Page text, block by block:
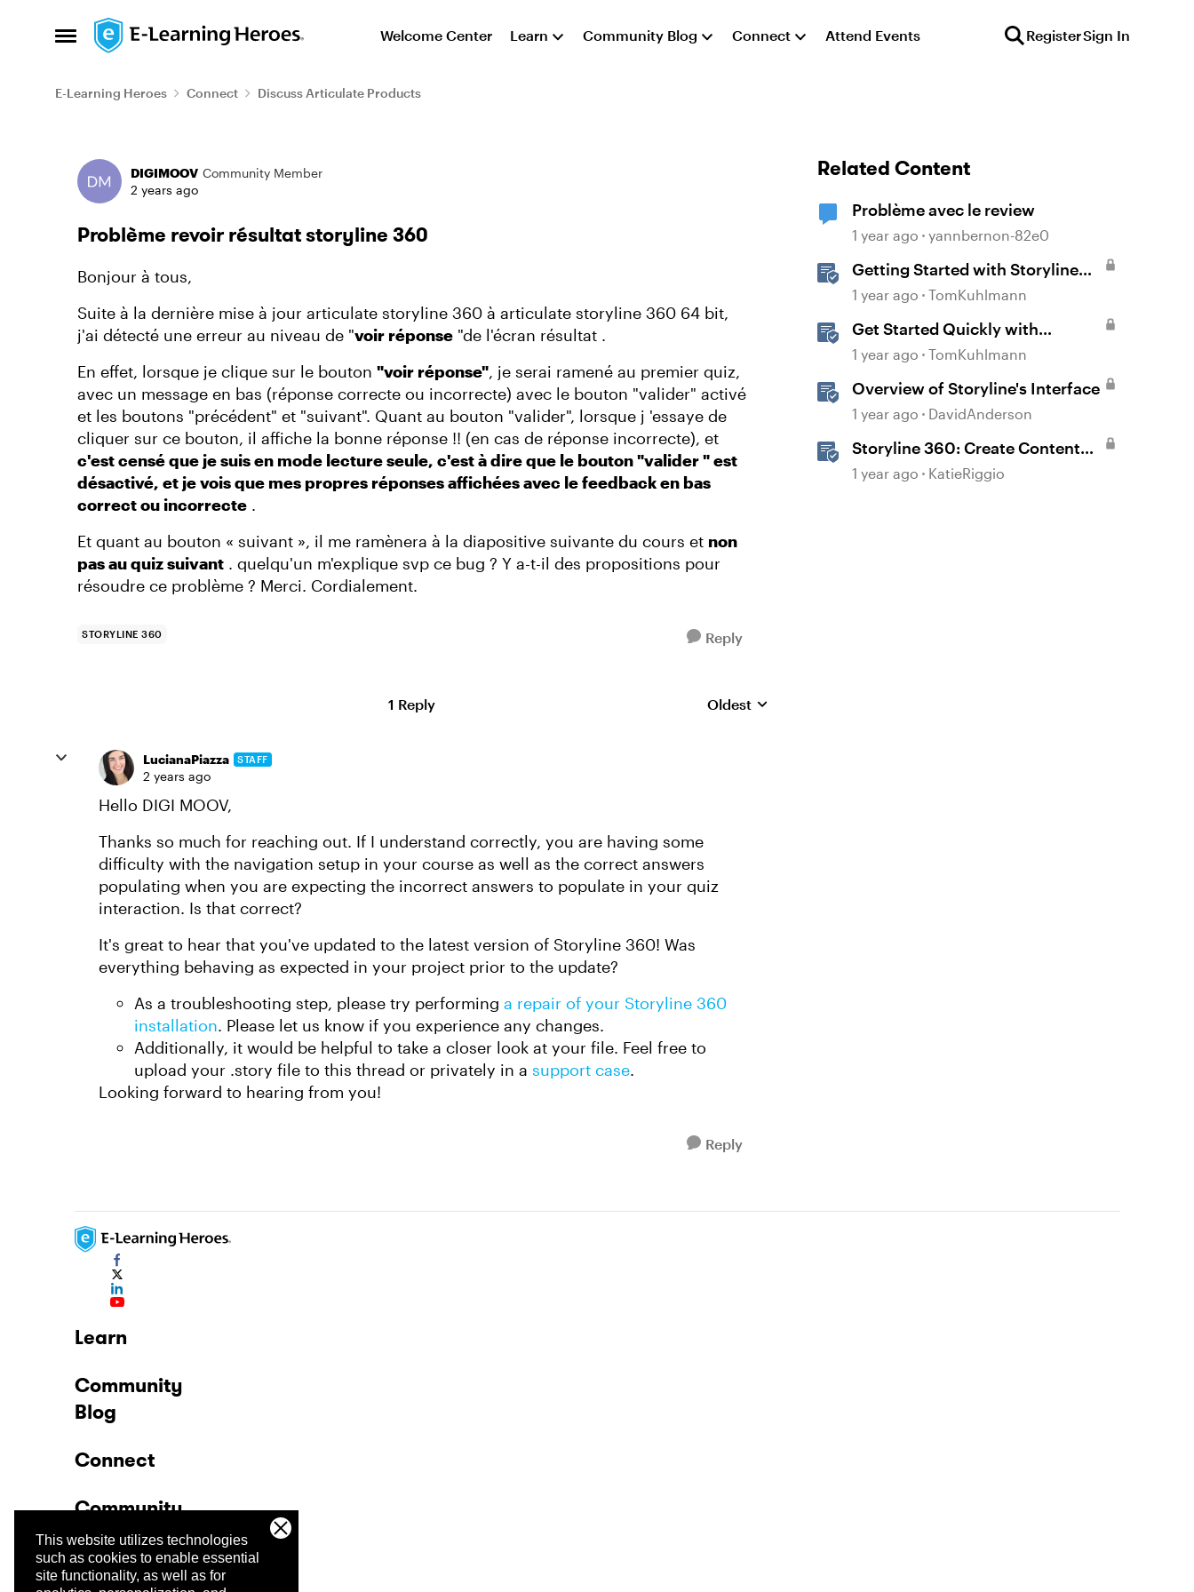
This website utilizes technologies
such as cookies to enable essential
site functionality, as well as for
Open Side Menu
Skip to content Welcome Center Learn Community Blog Connect Attend Events RegisterSign In
E-Learning Heroes Connect Discuss Articulate Products
Forum Discussion
DIGIMOOV Community Member
2 years ago
Problème revoir résultat storyline 360
Bonjour à tous,
Suite à la dernière mise à jour articulate storyline 360 ​​​​à articulate storyline 360 ​​​​64 bit,
j'ai détecté une erreur au niveau de "voir réponse "de l'écran résultat .
En effet, lorsque je clique sur le bouton "voir réponse", je serai ramené au premier quiz,
avec un message en bas (réponse correcte ou incorrecte) avec le bouton "valider" activé
et les boutons "précédent" et "suivant". Quant au bouton "valider", lorsque j 'essaye de
cliquer sur ce bouton, il affiche la bonne réponse !! (en cas de réponse incorrecte), et
c'est censé que je suis en mode lecture seule, c'est à dire que le bouton "valider " est
désactivé, et je vois que mes propres réponses affichées avec le feedback en bas
correct ou incorrecte .
Et quant au bouton « suivant », il me ramènera à la diapositive suivante du cours et non
pas au quiz suivant . quelqu'un m'explique svp ce bug ? Y a-t-il des propositions pour
résoudre ce problème ? Merci. Cordialement.
STORYLINE 360 Reply
1 Reply Replies sorted by
Oldest
LucianaPiazza STAFF
2 years ago
Hello DIGI MOOV,
Thanks so much for reaching out. If I understand correctly, you are having some
difficulty with the navigation setup in your course as well as the correct answers
populating when you are expecting the incorrect answers to populate in your quiz
interaction. Is that correct?
It's great to hear that you've updated to the latest version of Storyline 360! Was
everything behaving as expected in your project prior to the update?
As a troubleshooting step, please try performing a repair of your Storyline 360
installation. Please let us know if you experience any changes.
Additionally, it would be helpful to take a closer look at your file. Feel free to
upload your .story file to this thread or privately in a support case.
Looking forward to hearing from you!
Reply
Related Content
Problème avec le review
1 year ago yannbernon-82e0
Getting Started with Storyline
360
1 year ago TomKuhlmann
Get Started Quickly with
Storyline
1 year ago TomKuhlmann
Overview of Storyline's Interface
1 year ago DavidAnderson
Storyline 360: Create Content
with AI Assistant
1 year ago KatieRiggio
Learn
Community
Blog
Connect
Community
Company